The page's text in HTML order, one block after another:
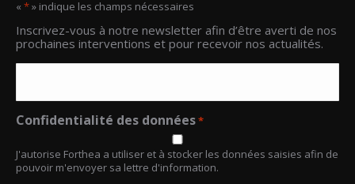
« *» indique les champs nécessaires
*
Inscrivez-vous à notre newsletter afin d’être averti de nos
prochaines interventions et pour recevoir nos actualités.
Confidentialité des données*
J'autorise Forthea a utiliser et à stocker les données saisies afin de
pouvoir m'envoyer sa lettre d'information.